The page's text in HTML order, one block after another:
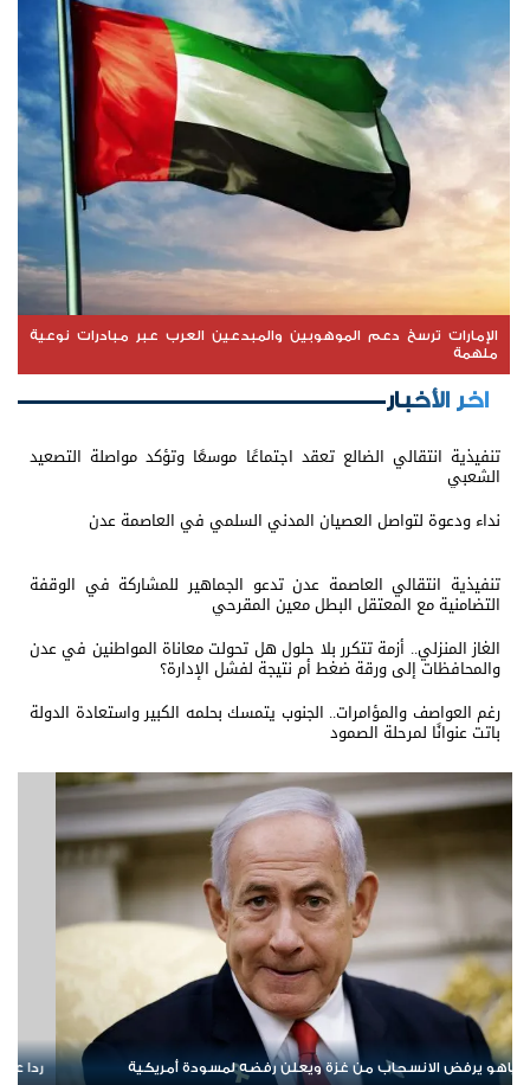
الإمارات ترسخ دعم الموهوبين والمبدعين العرب عبر مبادرات نوعية
ملهمة
اخر الأخبار
تنفيذية انتقالي الضالع تعقد اجتماعًا موسعًا وتؤكد مواصلة التصعيد
الشعبي
نداء ودعوة لتواصل العصيان المدني السلمي في العاصمة عدن
تنفيذية انتقالي العاصمة عدن تدعو الجماهير للمشاركة في الوقفة
التضامنية مع المعتقل البطل معين المقرحي
الغاز المنزلي.. أزمة تتكرر بلا حلول هل تحولت معاناة المواطنين في عدن
والمحافظات إلى ورقة ضغط أم نتيجة لفشل الإدارة؟
رغم العواصف والمؤامرات.. الجنوب يتمسك بحلمه الكبير واستعادة الدولة
باتت عنوانًا لمرحلة الصمود
ردا على «خروقات» حزب الله.. إسرائيل تشن ضربات على جنوب لبنان